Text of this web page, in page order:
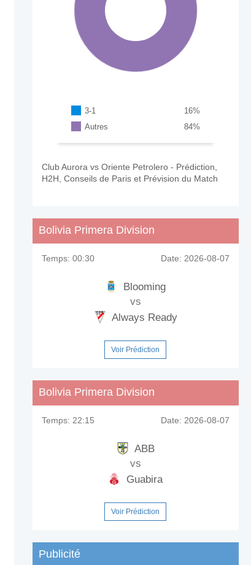
3-1 %
16
Autres
%
84
Club Aurora vs Oriente Petrolero - Prédiction,
H2H, Conseils de Paris et Prévision du Match
Bolivia Primera Division
Temps: 00:30 Date: 2026-08-07
Blooming
vs
Always Ready
Voir Prédiction
Bolivia Primera Division
Temps: 22:15 Date: 2026-08-07
ABB
vs
Guabira
Voir Prédiction
Publicité